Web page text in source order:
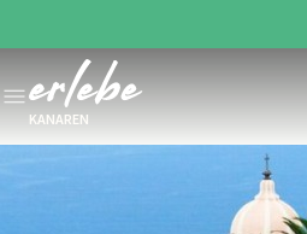
KANAREN